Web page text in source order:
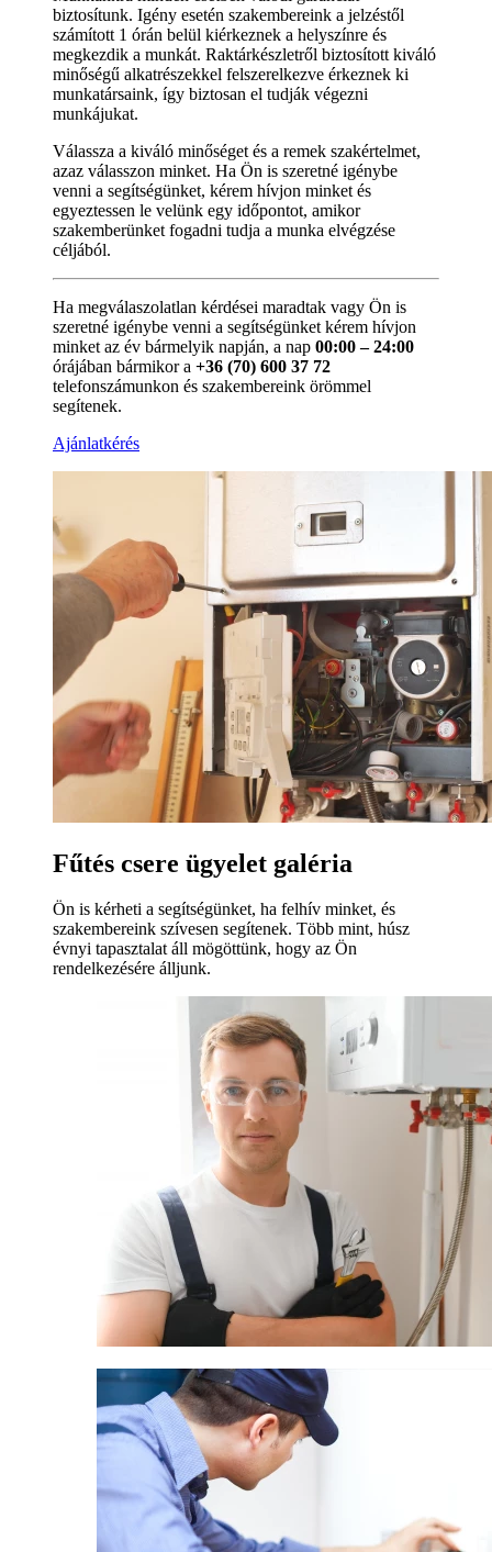
biztosítunk. Igény esetén szakembereink a jelzéstől
számított 1 órán belül kiérkeznek a helyszínre és
megkezdik a munkát. Raktárkészletről biztosított kiváló
minőségű alkatrészekkel felszerelkezve érkeznek ki
munkatársaink, így biztosan el tudják végezni
munkájukat.
Válassza a kiváló minőséget és a remek szakértelmet,
azaz válasszon minket. Ha Ön is szeretné igénybe
venni a segítségünket, kérem hívjon minket és
egyeztessen le velünk egy időpontot, amikor
szakemberünket fogadni tudja a munka elvégzése
céljából.
Ha megválaszolatlan kérdései maradtak vagy Ön is
szeretné igénybe venni a segítségünket kérem hívjon
minket az év bármelyik napján, a nap 00:00 – 24:00
órájában bármikor a +36 (70) 600 37 72
telefonszámunkon és szakembereink örömmel
segítenek.
Ajánlatkérés
Fűtés csere ügyelet galéria
Ön is kérheti a segítségünket, ha felhív minket, és
szakembereink szívesen segítenek. Több mint, húsz
évnyi tapasztalat áll mögöttünk, hogy az Ön
rendelkezésére álljunk.